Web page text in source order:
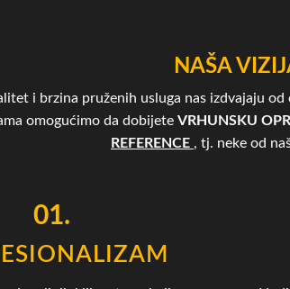
NAŠA
i brzina pruženih usluga nas izdvajaju
omogućimo da dobijete VRHUNSKU
REFERENCE , tj. neke od
01.